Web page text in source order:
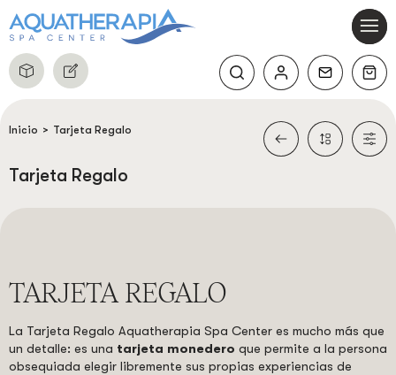
Inicio > Tarjeta Regalo
Tarjeta Regalo
TARJETA REGALO
La Tarjeta Regalo Aquatherapia Spa Center es mucho más que
un detalle: es una tarjeta monedero que permite a la persona
obsequiada elegir libremente sus propias experiencias de
MASAJES DEL MUNDO
CIRCUITO TERMAL ESENCIAL
ESTÉTICA FACIAL – ESENCIALES EXPRESS
ESTÉTICA CORPORAL – ÉLITE
ESTÉTICA CORPORAL – EXCEPCIÓN
PACKS DEPILACIÓN LÁSER
PARA ELLA...
INFORMACIÓN
POLÍTICA DE COOKIES